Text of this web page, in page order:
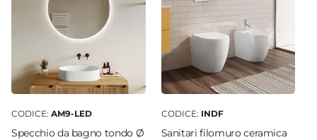
Acciaio INOX
Caratteristiche Accessori
Doccino
Colore
CODICE: AM9-LED
Specchio da bagno tondo Ø
CODICE: INDF
Sanitari filomuro ceramica